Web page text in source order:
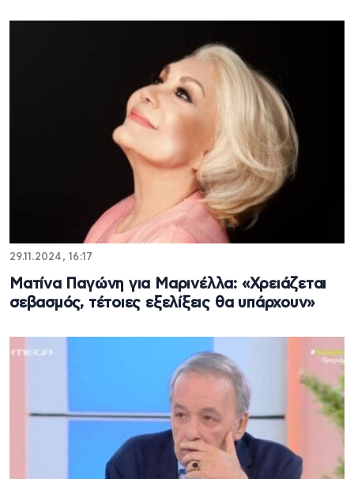
29.11.2024, 16:17
Ματίνα Παγώνη για Μαρινέλλα: «Χρειάζεται
σεβασμός, τέτοιες εξελίξεις θα υπάρχουν»